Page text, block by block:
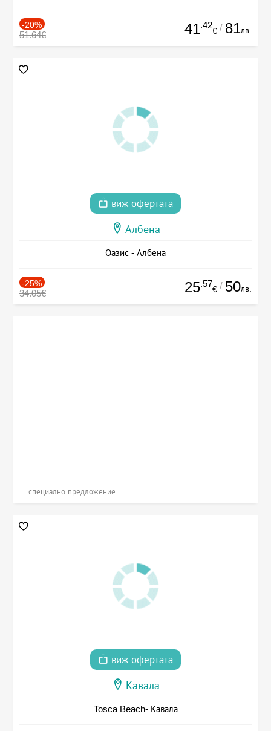
-20%
51.64€ 41.42
€ / 81лв.
виж офертата
Албена
Оазис - Албена
-25%
34.05€ 25.57
€ / 50лв.
специално предложение
виж офертата
Кавала
Tosca Beach- Кавала